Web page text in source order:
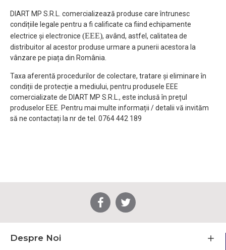
DIART MP S.R.L. comercializează produse care întrunesc
condițiile legale pentru a fi calificate ca fiind echipamente
electrice și electronice (EEE), având, astfel, calitatea de
distribuitor al acestor produse urmare a punerii acestora la
vânzare pe piața din România.
Taxa aferentă procedurilor de colectare, tratare și eliminare în
condiții de protecție a mediului, pentru produsele EEE
comercializate de DIART MP S.R.L., este inclusă în prețul
produselor EEE. Pentru mai multe informații / detalii vă invităm
să ne contactați la nr de tel. 0764 442 189
Despre Noi